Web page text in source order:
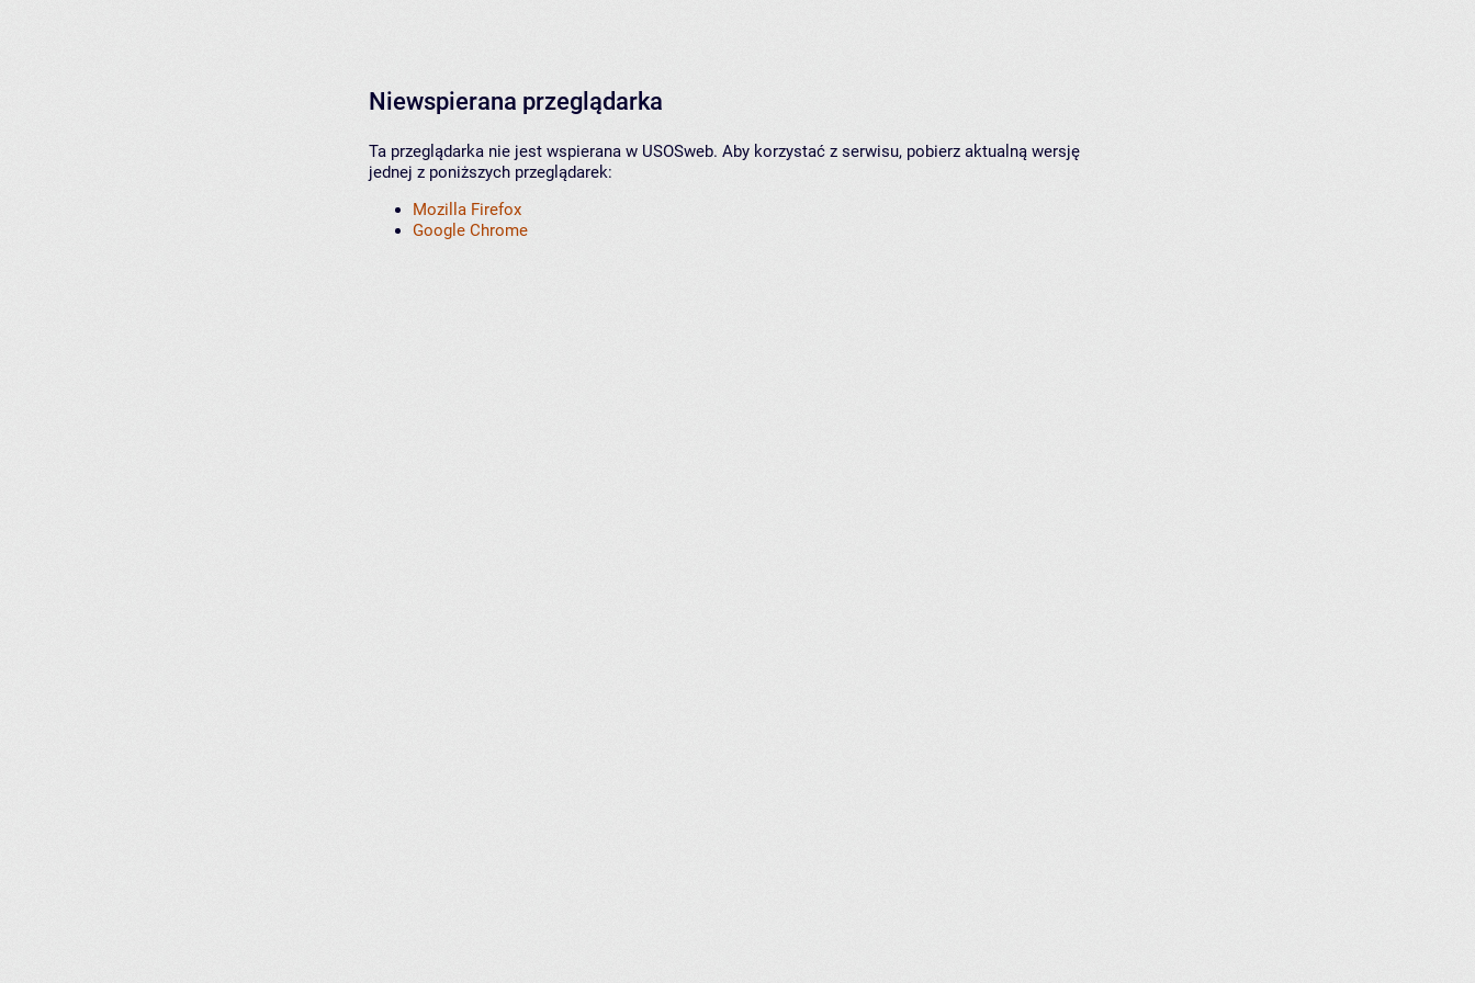
Niewspierana przeglądarka
Ta przeglądarka nie jest wspierana w USOSweb. Aby korzystać z serwisu, pobierz aktualną wersję
jednej z poniższych przeglądarek:
Mozilla Firefox
Google Chrome